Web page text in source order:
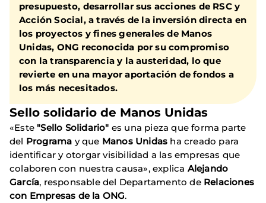
presupuesto, desarrollar sus acciones de RSC y
Acción Social, a través de la inversión directa en
los proyectos y fines generales de Manos
Unidas, ONG reconocida por su compromiso
con la transparencia y la austeridad, lo que
revierte en una mayor aportación de fondos a
los más necesitados.
Sello solidario de Manos Unidas
«Este "Sello Solidario" es una pieza que forma parte
del Programa y que Manos Unidas ha creado para
identificar y otorgar visibilidad a las empresas que
colaboren con nuestra causa», explica Alejando
García, responsable del Departamento de Relaciones
con Empresas de la ONG.